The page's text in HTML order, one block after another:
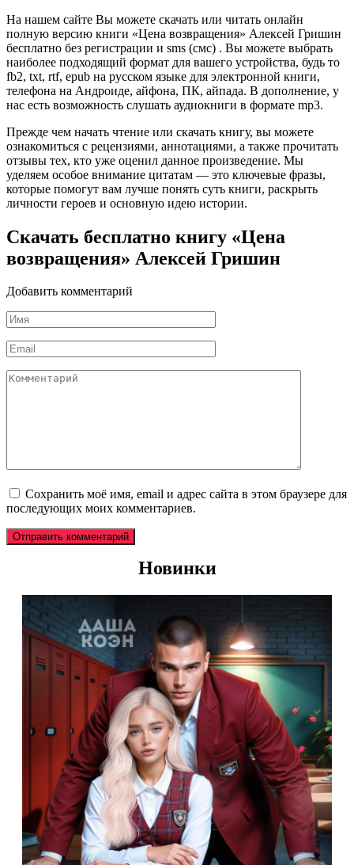
На нашем сайте Вы можете скачать или читать онлайн
полную версию книги «Цена возвращения» Алексей Гришин
бесплатно без регистрации и sms (смс) . Вы можете выбрать
наиболее подходящий формат для вашего устройства, будь то
fb2, txt, rtf, epub на русском языке для электронной книги,
телефона на Андроиде, айфона, ПК, айпада. В дополнение, у
нас есть возможность слушать аудиокниги в формате mp3.
Прежде чем начать чтение или скачать книгу, вы можете
ознакомиться с рецензиями, аннотациями, а также прочитать
отзывы тех, кто уже оценил данное произведение. Мы
уделяем особое внимание цитатам — это ключевые фразы,
которые помогут вам лучше понять суть книги, раскрыть
личности героев и основную идею истории.
Скачать бесплатно книгу «Цена
возвращения» Алексей Гришин
Добавить комментарий
Имя
*
Email
*
Комментарий
Сохранить моё имя, email и адрес сайта в этом браузере для
последующих моих комментариев.
Новинки